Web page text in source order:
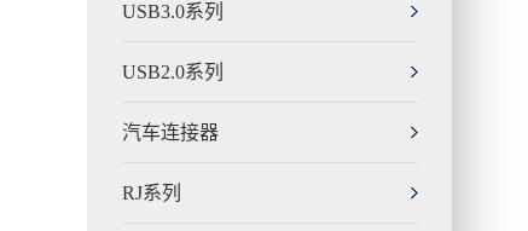
USB3.0系列
USB2.0系列
汽车连接器
RJ系列